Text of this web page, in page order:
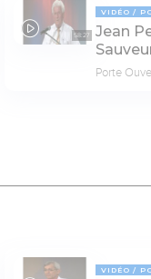
58:27
VIDÉO
Jean
Porte
VIDÉO